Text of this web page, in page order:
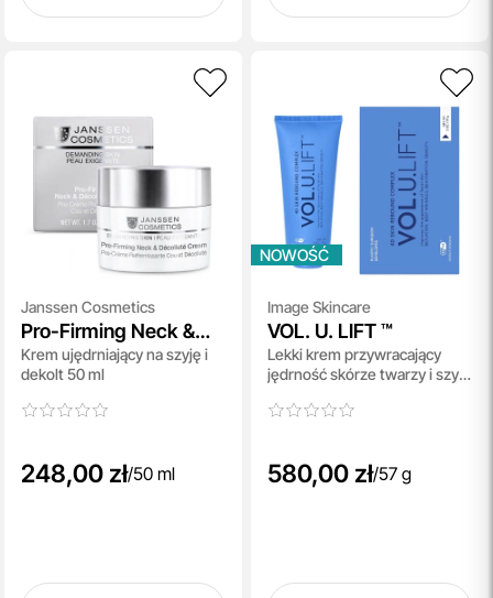
Janssen Cosmetics
Pro-Firming Neck &
Decollete Cream
Krem ujędrniający na szyję i
dekolt 50 ml
248,00 zł/50 ml
NOWOŚĆ
Image Skincare
VOL. U. LIFT ™
Lekki krem przywracający
jędrność skórze twarzy i szyi
57 g
580,00 zł/57 g